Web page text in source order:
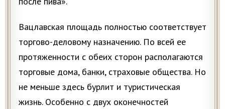
Вацлавская площадь полностью соответствует
торгово-деловому назначению. По всей ее
протяженности с обеих сторон располагаются
торговые дома, банки, страховые общества. Но
не меньше здесь бурлит и туристическая
жизнь. Особенно с двух оконечностей